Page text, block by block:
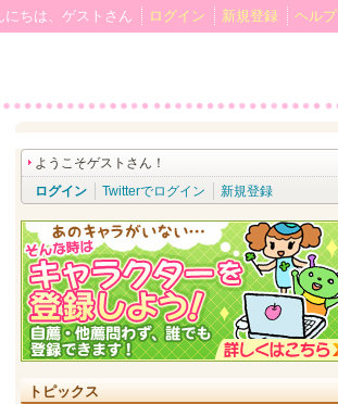
にちは、ゲストさん ログイン 新規登録 ヘルプ
ようこそゲストさん！
ログイン
Twitterでログイン 新規登録
トピックス